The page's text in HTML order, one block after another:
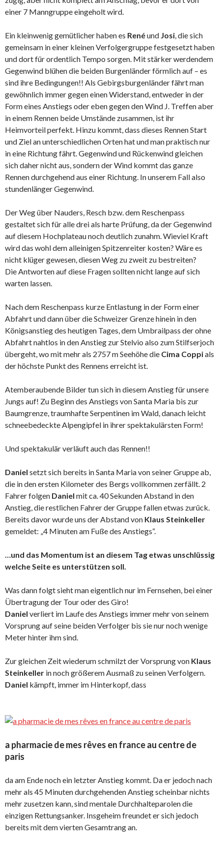
einer 7 Manngruppe eingeholt wird.
Ein kleinwenig gemütlicher haben es Renéund Josi, die sich
gemeinsam in einer kleinen Verfolgergruppe festgesetzt haben
und dort für ordentlich Tempo sorgen. Mit stärker werdendem
Gegenwind blühen die beiden Burgenländer förmlich auf – es
sind ihre Bedingungen!! Als Gebirgsburgenländer fährt man
gewöhnlich immer gegen einen Widerstand, entweder in der
Form eines Anstiegs oder eben gegen den Wind J. Treffen aber
in einem Rennen beide Umstände zusammen, ist ihr
Heimvorteil perfekt. Hinzu kommt, dass dieses Rennen Start
und Ziel an unterschiedlichen Orten hat und man praktisch nur
in eine Richtung fährt. Gegenwind und Rückenwind gleichen
sich daher nicht aus, sondern der Wind kommt das ganze
Rennen durchgehend aus einer Richtung. In unserem Fall also
stundenlänger Gegenwind.
Der Weg über Nauders, Resch bzw. dem Reschenpass
gestaltet sich für alle drei als harte Prüfung, da der Gegenwind
auf diesem Hochplateau noch deutlich zunahm. Wieviel Kraft
wird das wohl dem alleinigen Spitzenreiter kosten? Wäre es
nicht klüger gewesen, diesen Weg zu zweit zu bestreiten?
Die Antworten auf diese Fragen sollten nicht lange auf sich
warten lassen.
Nach dem Reschenpass kurze Entlastung in der Form einer
Abfahrt und dann über die Schweizer Grenze hinein in den
Königsanstieg des heutigen Tages, dem Umbrailpass der ohne
Abfahrt nahtlos in den Anstieg zur Stelvio also zum Stilfserjoch
übergeht, wo mit mehr als 2757 m Seehöhe die Cima Coppials
der höchste Punkt des Rennens erreicht ist.
Atemberaubende Bilder tun sich in diesem Anstieg für unsere
Jungs auf! Zu Beginn des Anstiegs von Santa Maria bis zur
Baumgrenze, traumhafte Serpentinen im Wald, danach leicht
schneebedeckte Alpengipfel in ihrer spektakulärsten Form!
Und spektakulär verläuft auch das Rennen!!
Daniel setzt sich bereits in Santa Maria von seiner Gruppe ab,
die in den ersten Kilometer des Bergs vollkommen zerfällt. 2
Fahrer folgen Daniel mit ca. 40 Sekunden Abstand in den
Anstieg, die restlichen Fahrer der Gruppe fallen etwas zurück.
Bereits davor wurde uns der Abstand von Klaus Steinkeller
gemeldet: „4 Minuten am Fuße des Anstiegs“.
…und das Momentum ist an diesem Tag etwas unschlüssig
welche Seite es unterstützen soll.
Was dann folgt sieht man eigentlich nur im Fernsehen, bei einer
Übertragung der Tour oder des Giro!
Daniel verliert im Laufe des Anstiegs immer mehr von seinem
Vorsprung auf seine beiden Verfolger bis sie nur noch wenige
Meter hinter ihm sind.
Zur gleichen Zeit wiederum schmilzt der Vorsprung von Klaus
Steinkeller in noch größerem Ausmaß zu seinen Verfolgern.
Daniel kämpft, immer im Hinterkopf, dass
a pharmacie de mes rêves en france au centre de
paris
da am Ende noch ein letzter Anstieg kommt. Da er jedoch nach
mehr als 45 Minuten durchgehenden Anstieg scheinbar nichts
mehr zusetzen kann, sind mentale Durchhalteparolen die
einzigen Rettungsanker. Insgeheim freundet er sich jedoch
bereits mit dem vierten Gesamtrang an.